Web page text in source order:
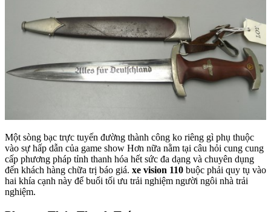
Một sòng bạc trực tuyến đường thành công ko riêng gì phụ thuộc
vào sự hấp dẫn của game show Hơn nữa nằm tại câu hỏi cung cung
cấp phương pháp tỉnh thanh hóa hết sức đa dạng và chuyên dụng
đến khách hàng chữa trị báo giá. xe vision 110 buộc phải quy tụ vào
hai khía cạnh này để buổi tối ưu trải nghiệm người ngôi nhà trải
nghiệm.